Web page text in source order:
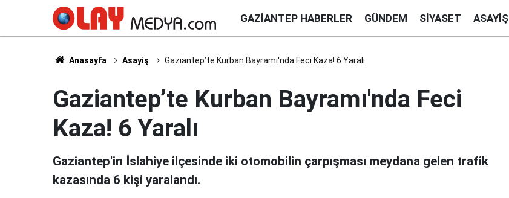
GAZIANTEP HABERLER GÜNDEM SIYASET ASAYIŞ
Anasayfa Asayiş Gaziantep’te Kurban Bayramı'nda Feci Kaza! 6 Yaralı
Gaziantep’te Kurban Bayramı'nda Feci
Kaza! 6 Yaralı
Gaziantep'in İslahiye ilçesinde iki otomobilin çarpışması meydana gelen trafik
kazasında 6 kişi yaralandı.